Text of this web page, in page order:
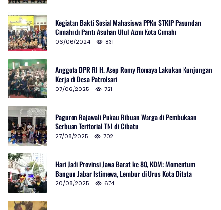
Kegiatan Bakti Sosial Mahasiswa PPKn STKIP Pasundan
Cimahi di Panti Asuhan Ulul Azmi Kota Cimahi
06/06/2024 831
Anggota DPR RI H. Asep Romy Romaya Lakukan Kunjungan
Kerja di Desa Patrolsari
07/06/2025 721
Paguron Rajawali Pukau Ribuan Warga di Pembukaan
Serbuan Teritorial TNI di Cibatu
27/08/2025 702
Hari Jadi Provinsi Jawa Barat ke 80, KDM: Momentum
Bangun Jabar Istimewa, Lembur di Urus Kota Ditata
20/08/2025 674